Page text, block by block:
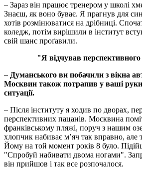
– Зараз він працює тренером у школі
Знаєш, як воно буває. Я прагнув для
хотів розмінюватися на дрібниці.
коледж, потім вирішили в інститут
свій шанс проґавили.
"Я відчував перспективного
– Думанського ви побачили з вікна
Москвин також потрапив у ваші руки
ситуації.
– Після інституту я ходив по дворах,
перспективних пацанів. Москвина
франківському пляжі, поруч з нашим
хлопчик набиває м’яч так вправно, але
Йому на той момент років 8 було.
"Спробуй набивати двома ногами".
він прийшов і так все розпочалося.